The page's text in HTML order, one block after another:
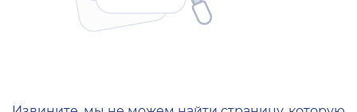
404 — Страница не